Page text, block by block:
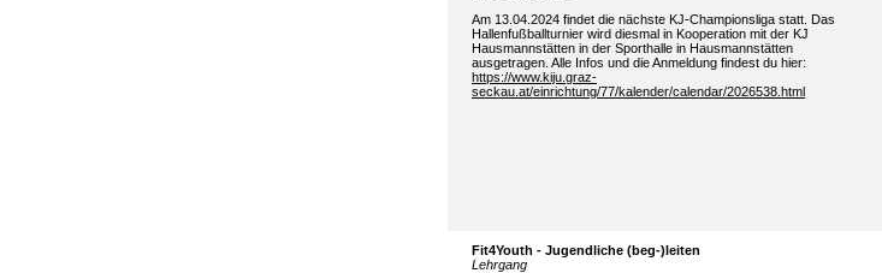
Am 13 04 .2024 findet die nächste KJ-Championsliga statt. Das
Hallenfußballturnier wird diesmal in Kooperation mit der KJ
Hausmannstätten in der Sporthalle in Hausmannstätten
ausgetragen. Alle Infos und die Anmeldung findest du hier:
https://www.kiju.graz-
seckau.at/einrichtung/77/kalender/calendar/2026538.html
Fit4Youth - Jugendliche (beg-)leiten
Lehrgang